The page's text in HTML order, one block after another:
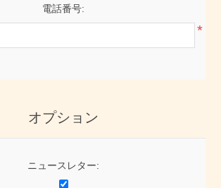
電話番号:
*
オプション
ニュースレター: